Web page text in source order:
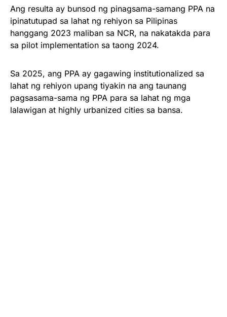
Ang resulta ay bunsod ng pinagsama-samang PPA na
ipinatutupad sa lahat ng rehiyon sa Pilipinas
hanggang 2023 maliban sa NCR, na nakatakda para
sa pilot implementation sa taong 2024.
Sa 2025, ang PPA ay gagawing institutionalized sa
lahat ng rehiyon upang tiyakin na ang taunang
pagsasama-sama ng PPA para sa lahat ng mga
lalawigan at highly urbanized cities sa bansa.